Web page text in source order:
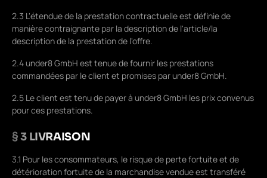
2.3 L'étendue de la prestation contractuelle est définie de
manière contraignante par la description de l'article/la
description de la prestation de l'offre.
2.4 under8 GmbH est tenue de fournir les prestations
commandées par le client et promises par under8 GmbH.
2.5 Le client est tenu de payer à under8 GmbH les prix convenus
pour ces prestations.
§ 3 LIVRAISON
3.1 Pour les consommateurs, le risque de perte fortuite et de
détérioration fortuite de la marchandise vendue est transféré